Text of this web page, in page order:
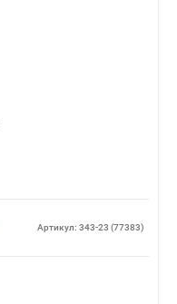
Артикул: 343-23 (77383)